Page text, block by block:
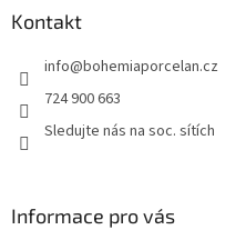
Kontakt
info@bohemiaporcelan.cz
724 900 663
Sledujte nás na soc. sítích
Informace pro vás